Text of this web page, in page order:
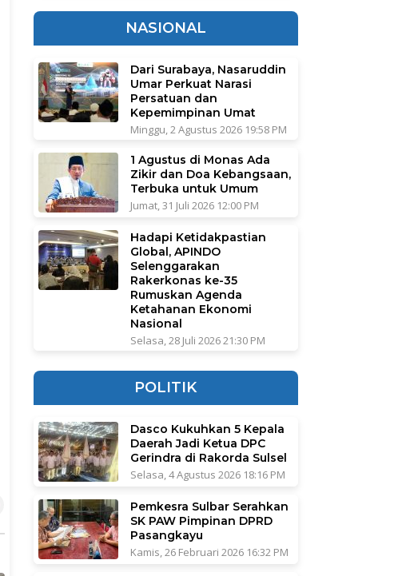
NASIONAL
Dari Surabaya, Nasaruddin
Umar Perkuat Narasi
Persatuan dan
Kepemimpinan Umat
Minggu, 2 Agustus 2026 19:58 PM
1 Agustus di Monas Ada
Zikir dan Doa Kebangsaan,
Terbuka untuk Umum
Jumat, 31 Juli 2026 12:00 PM
Hadapi Ketidakpastian
Global, APINDO
Selenggarakan
Rakerkonas ke-35
Rumuskan Agenda
Ketahanan Ekonomi
Nasional
Selasa, 28 Juli 2026 21:30 PM
POLITIK
Dasco Kukuhkan 5 Kepala
Daerah Jadi Ketua DPC
Gerindra di Rakorda Sulsel
Selasa, 4 Agustus 2026 18:16 PM
Pemkesra Sulbar Serahkan
SK PAW Pimpinan DPRD
Pasangkayu
Kamis, 26 Februari 2026 16:32 PM